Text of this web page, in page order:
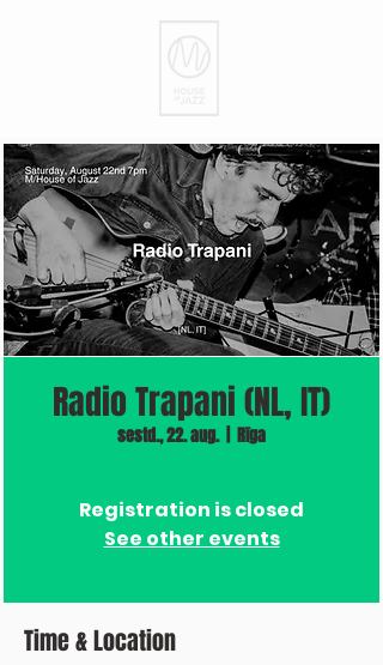
Radio Trapani (NL, IT)
sestd., 22. aug.
  |
Rīga
Registration is closed
See other events
Time & Location